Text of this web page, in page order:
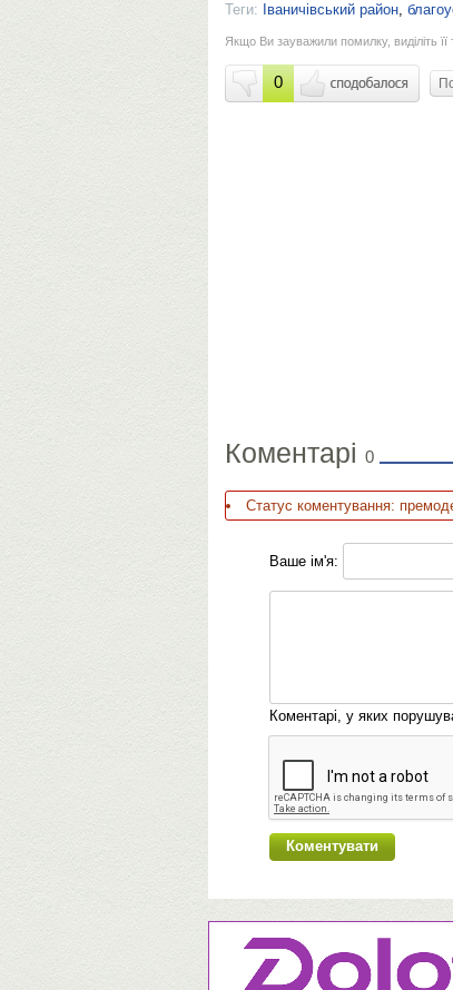
Теги: Іваничівський район,
Якщо Ви зауважили помилку, виділіть
0
Коментарі 0
Статус коментування:
Ваше ім'я:
Коментарі, у яких